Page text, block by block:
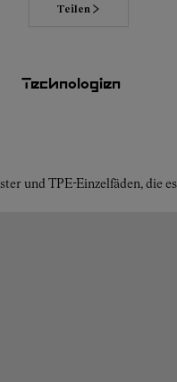
Teilen
Technologien
und TPE-Einzelfäden,